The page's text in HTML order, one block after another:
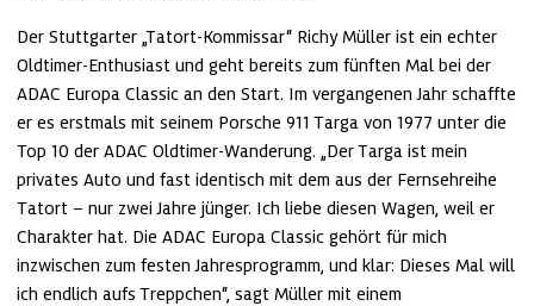
Der Stuttgarter „Tatort-Kommissar“ Richy Müller ist ein echter
Oldtimer-Enthusiast und geht bereits zum fünften Mal bei der
ADAC Europa Classic an den Start. Im vergangenen Jahr schaffte
er es erstmals mit seinem Porsche 911 Targa von 1977 unter die
Top 10 der ADAC Oldtimer-Wanderung. „Der Targa ist mein
privates Auto und fast identisch mit dem aus der Fernsehreihe
Tatort – nur zwei Jahre jünger. Ich liebe diesen Wagen, weil er
Charakter hat. Die ADAC Europa Classic gehört für mich
inzwischen zum festen Jahresprogramm, und klar: Dieses Mal will
ich endlich aufs Treppchen“, sagt Müller mit einem